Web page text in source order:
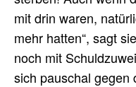
mit drin waren,
mehr hatten“, sagt
noch mit
sich pauschal gegen